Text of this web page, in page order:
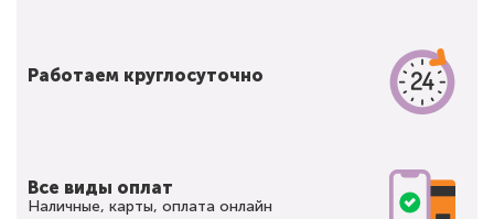
Работаем круглосуточно
Все виды оплат
Наличные, карты, оплата онлайн